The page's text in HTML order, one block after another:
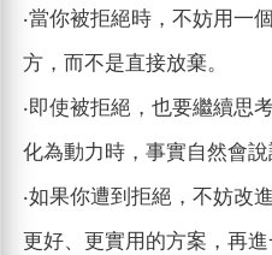
‧當你被拒絕時，不妨用一
方，而不是直接放棄。
‧即使被拒絕，也要繼續思
化為動力時，事實自然會說
‧如果你遭到拒絕，不妨改
更好、更實用的方案，再